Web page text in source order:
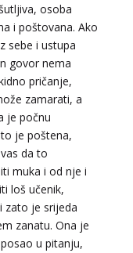
osoba
i poštovana. Ako
sebe i ustupa
govor nema
pričanje,
zamarati, a
je počnu
je poštena,
da to
muka i od nje i
loš učenik,
zato je srijeda
zanatu. Ona je
u pitanju,